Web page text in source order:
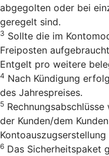
abgegolten oder bei
geregelt sind.
3 Sollte die im
Freiposten
Entgelt pro weitere
4 Nach Kündigung
des Jahrespreises.
5
der Kunden/dem
6 Das Sicherheitspaket